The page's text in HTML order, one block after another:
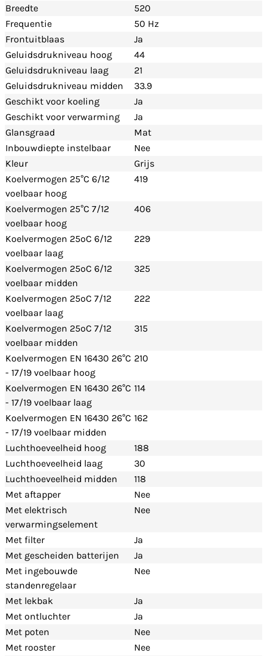
Breedte
520
Frequentie
50 Hz
Frontuitblaas
Ja
Geluidsdrukniveau hoog
44
Geluidsdrukniveau laag
21
Geluidsdrukniveau midden
33.9
Geschikt voor koeling
Ja
Geschikt voor verwarming
Ja
Glansgraad
Mat
Inbouwdiepte instelbaar
Nee
Kleur
Grijs
Koelvermogen 25°C 6/12
voelbaar hoog
419
Koelvermogen 25°C 7/12
voelbaar hoog
406
Koelvermogen 25ºC 6/12
voelbaar laag
229
Koelvermogen 25ºC 6/12
voelbaar midden
325
Koelvermogen 25ºC 7/12
voelbaar laag
222
Koelvermogen 25ºC 7/12
voelbaar midden
315
Koelvermogen EN 16430 26°C
- 17/19 voelbaar hoog
210
Koelvermogen EN 16430 26°C
- 17/19 voelbaar laag
114
Koelvermogen EN 16430 26°C
- 17/19 voelbaar midden
162
Luchthoeveelheid hoog
188
Luchthoeveelheid laag
30
Luchthoeveelheid midden
118
Met aftapper
Nee
Met elektrisch
verwarmingselement
Nee
Met filter
Ja
Met gescheiden batterijen
Ja
Met ingebouwde
standenregelaar
Nee
Met lekbak
Ja
Met ontluchter
Ja
Met poten
Nee
Met rooster
Nee